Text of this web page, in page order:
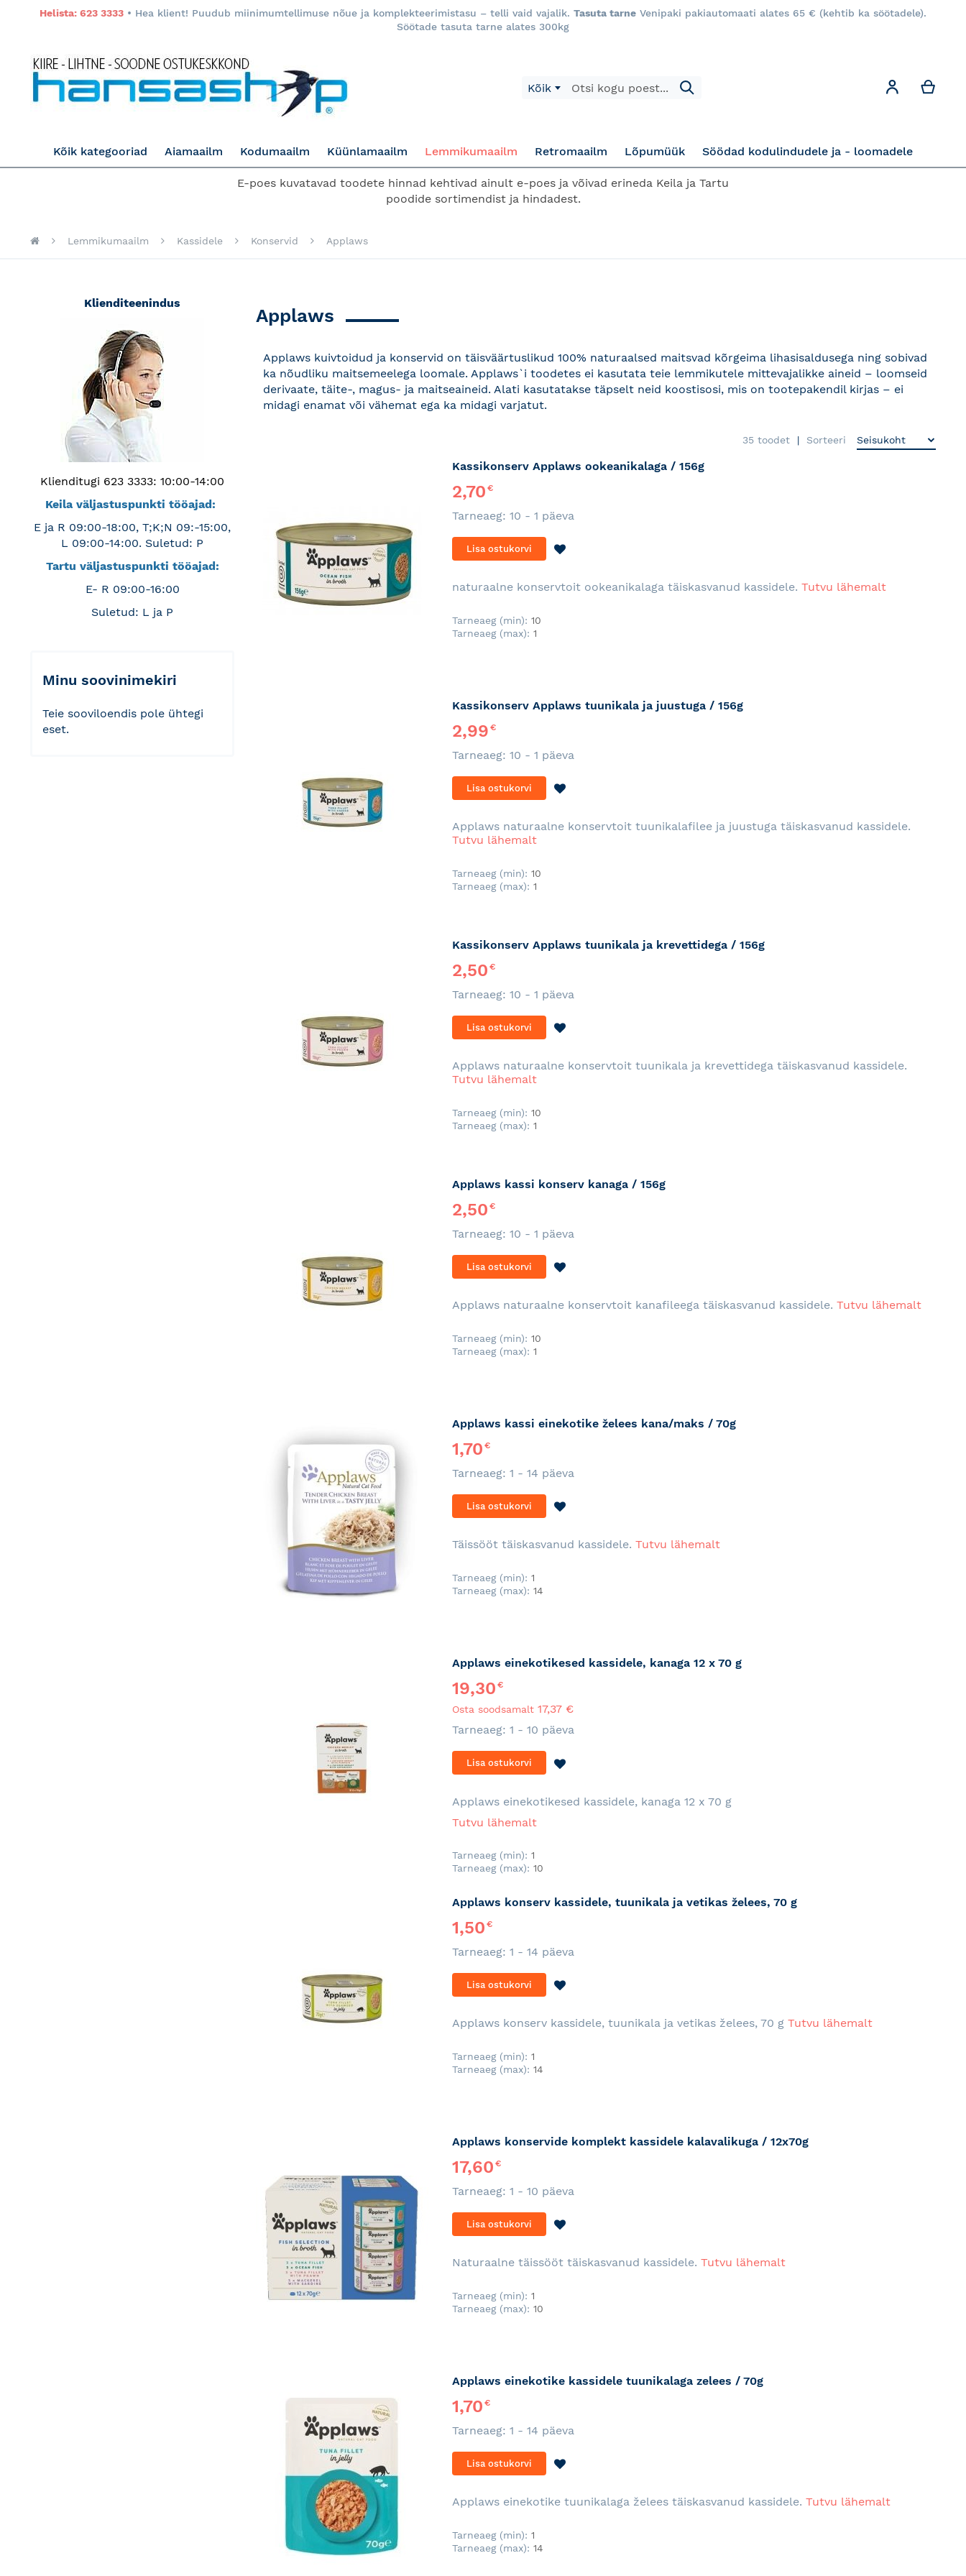
Helista: 623 3333 • Hea klient! Puudub miinimumtellimuse nõue ja komplekteerimistasu – telli vaid vajalik. Tasuta tarne Venipaki pakiautomaati alates 65 € (kehtib ka söötadele).
Söötade tasuta tarne alates 300kg
Kõik
Otsi
Otsi
Minu konto
Kõik kategooriad Aiamaailm Kodumaailm Küünlamaailm Lemmikumaailm Retromaailm Lõpumüük Söödad kodulindudele ja - loomadele
E-poes kuvatavad toodete hinnad kehtivad ainult e-poes ja võivad erineda Keila ja Tartu
poodide sortimendist ja hindadest.
Lemmikumaailm Kassidele Konservid Applaws
Applaws
Applaws kuivtoidud ja konservid on täisväärtuslikud 100% naturaalsed maitsvad kõrgeima lihasisaldusega ning sobivad
ka nõudliku maitsemeelega loomale. Applaws`i toodetes ei kasutata teie lemmikutele mittevajalikke aineid – loomseid
derivaate, täite-, magus- ja maitseaineid. Alati kasutatakse täpselt neid koostisosi, mis on tootepakendil kirjas – ei
midagi enamat või vähemat ega ka midagi varjatut.
35 toodet Sorteeri
Kassikonserv Applaws ookeanikalaga / 156g
2,70€
Tarneaeg: 10 - 1 päeva
Lisa ostukorvi
naturaalne konservtoit ookeanikalaga täiskasvanud kassidele.Tutvu lähemalt
Tarneaeg (min): 10
Tarneaeg (max): 1
Kassikonserv Applaws tuunikala ja juustuga / 156g
2,99€
Tarneaeg: 10 - 1 päeva
Lisa ostukorvi
Applaws naturaalne konservtoit tuunikalafilee ja juustuga täiskasvanud kassidele.
Tutvu lähemalt
Tarneaeg (min): 10
Tarneaeg (max): 1
Kassikonserv Applaws tuunikala ja krevettidega / 156g
2,50€
Tarneaeg: 10 - 1 päeva
Lisa ostukorvi
Applaws naturaalne konservtoit tuunikala ja krevettidega täiskasvanud kassidele.
Tutvu lähemalt
Tarneaeg (min): 10
Tarneaeg (max): 1
Applaws kassi konserv kanaga / 156g
2,50€
Tarneaeg: 10 - 1 päeva
Lisa ostukorvi
Applaws naturaalne konservtoit kanafileega täiskasvanud kassidele.Tutvu lähemalt
Tarneaeg (min): 10
Tarneaeg (max): 1
Applaws kassi einekotike želees kana/maks / 70g
1,70€
Tarneaeg: 1 - 14 päeva
Lisa ostukorvi
Täissööt täiskasvanud kassidele.Tutvu lähemalt
Tarneaeg (min): 1
Tarneaeg (max): 14
Applaws einekotikesed kassidele, kanaga 12 x 70 g
19,30€
Osta soodsamalt 17,37 €
Tarneaeg: 1 - 10 päeva
Lisa ostukorvi
Applaws einekotikesed kassidele, kanaga 12 x 70 g
Tutvu lähemalt
Tarneaeg (min): 1
Tarneaeg (max): 10
Applaws konserv kassidele, tuunikala ja vetikas želees, 70 g
1,50€
Tarneaeg: 1 - 14 päeva
Lisa ostukorvi
Applaws konserv kassidele, tuunikala ja vetikas želees, 70 gTutvu lähemalt
Tarneaeg (min): 1
Tarneaeg (max): 14
Applaws konservide komplekt kassidele kalavalikuga / 12x70g
17,60€
Tarneaeg: 1 - 10 päeva
Lisa ostukorvi
Naturaalne täissööt täiskasvanud kassidele.Tutvu lähemalt
Tarneaeg (min): 1
Tarneaeg (max): 10
Applaws einekotike kassidele tuunikalaga zelees / 70g
1,70€
Tarneaeg: 1 - 14 päeva
Lisa ostukorvi
Applaws einekotike tuunikalaga želees täiskasvanud kassidele.Tutvu lähemalt
Tarneaeg (min): 1
Tarneaeg (max): 14
Klienditeenindus
Klienditugi 623 3333: 10:00-14:00
Keila väljastuspunkti tööajad:
E ja R 09:00-18:00, T;K;N 09:-15:00,
L 09:00-14:00. Suletud: P
Tartu väljastuspunkti tööajad:
E- R 09:00-16:00
Suletud: L ja P
Minu soovinimekiri
Teie sooviloendis pole ühtegi
eset.